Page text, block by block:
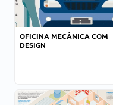
OFICINA MECÂNICA COM
DESIGN